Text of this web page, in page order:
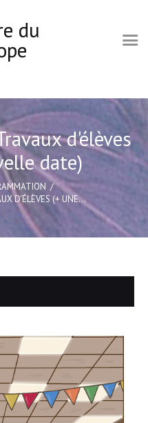
du
d'élèves
date)
D'ÉLÈVES (+ UNE...